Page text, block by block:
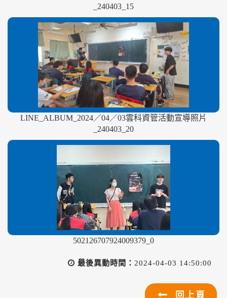
_240403_15
LINE_ALBUM_2024／04／03雲科資管活動宣導照片
_240403_20
502126707924009379_0
最後異動時間： 2024-04-03 14:50:00
回上頁